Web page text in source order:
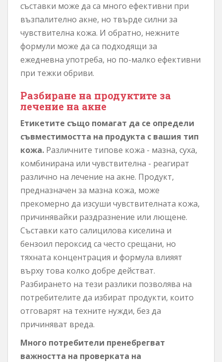
съставки може да са много ефективни при
възпалително акне, но твърде силни за
чувствителна кожа. И обратно, нежните
формули може да са подходящи за
ежедневна употреба, но по-малко ефективни
при тежки обриви.
Разбиране на продуктите за
лечение на акне
Етикетите също помагат да се определи
съвместимостта на продукта с вашия тип
кожа. Различните типове кожа - мазна, суха,
комбинирана или чувствителна - реагират
различно на лечение на акне. Продукт,
предназначен за мазна кожа, може
прекомерно да изсуши чувствителната кожа,
причинявайки раздразнение или лющене.
Съставки като салицилова киселина и
бензоил пероксид са често срещани, но
тяхната концентрация и формула влияят
върху това колко добре действат.
Разбирането на тези разлики позволява на
потребителите да избират продукти, които
отговарят на техните нужди, без да
причиняват вреда.
Много потребители пренебрегват
важността на проверката на